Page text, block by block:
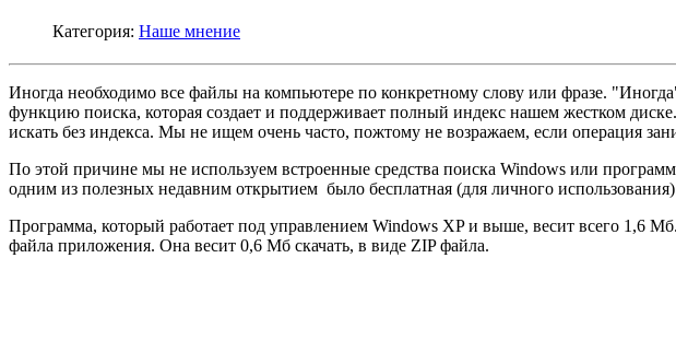
Категория: Наше мнение
Иногда необходимо все файлы на компьютере по конкретному слову или фразе.
функцию поиска, которая создает и поддерживает полный индекс нашем жестком
искать без индекса. Мы не ищем очень часто, пожтому не возражаем, если операция
По этой причине мы не используем встроенные средства поиска Windows или
одним из полезных недавним открытием было бесплатная (для личного
Программа, который работает под управлением Windows XP и выше, весит всего 1,6
файла приложения. Она весит 0,6 Мб скачать, в виде ZIP файла.